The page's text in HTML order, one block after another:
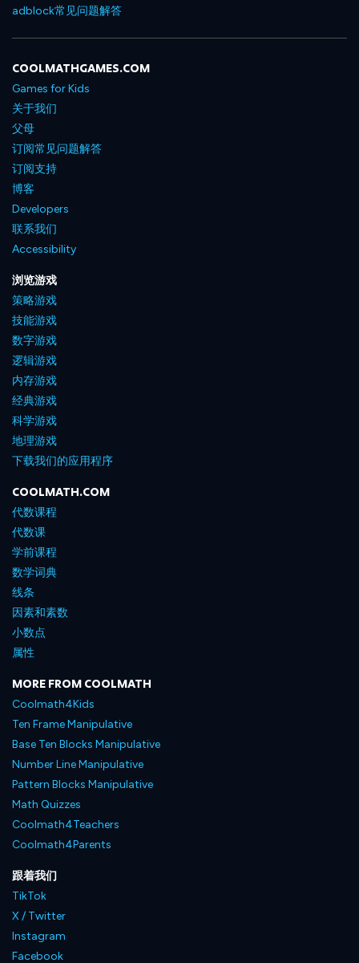
adblock常见问题解答
COOLMATHGAMES.COM
Games for Kids
关于我们
父母
订阅常见问题解答
订阅支持
博客
Developers
联系我们
Accessibility
浏览游戏
策略游戏
技能游戏
数字游戏
逻辑游戏
内存游戏
经典游戏
科学游戏
地理游戏
下载我们的应用程序
COOLMATH.COM
代数课程
代数课
学前课程
数学词典
线条
因素和素数
小数点
属性
MORE FROM COOLMATH
Coolmath4Kids
Ten Frame Manipulative
Base Ten Blocks Manipulative
Number Line Manipulative
Pattern Blocks Manipulative
Math Quizzes
Coolmath4Teachers
Coolmath4Parents
跟着我们
TikTok
X / Twitter
Instagram
Facebook